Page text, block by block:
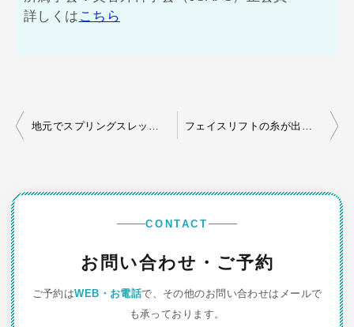
詳しくは こちら
投
ビ
CONTACT
お問い合わせ・ご予約
ご予約はWEB・お電話で、その他のお問い合わせはメールで
も承っております。